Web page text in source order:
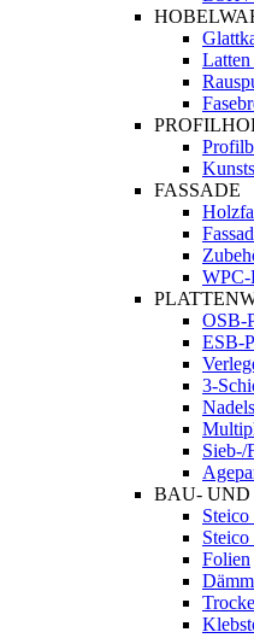
Latten
FASSADE
WPC-
OSB-
ESB-
3-
Sieb-/
BAU- UND
Folien